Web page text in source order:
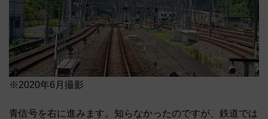
※2020年6月撮影
青信号を右に進みます。知らなかったのですが、鉄道では